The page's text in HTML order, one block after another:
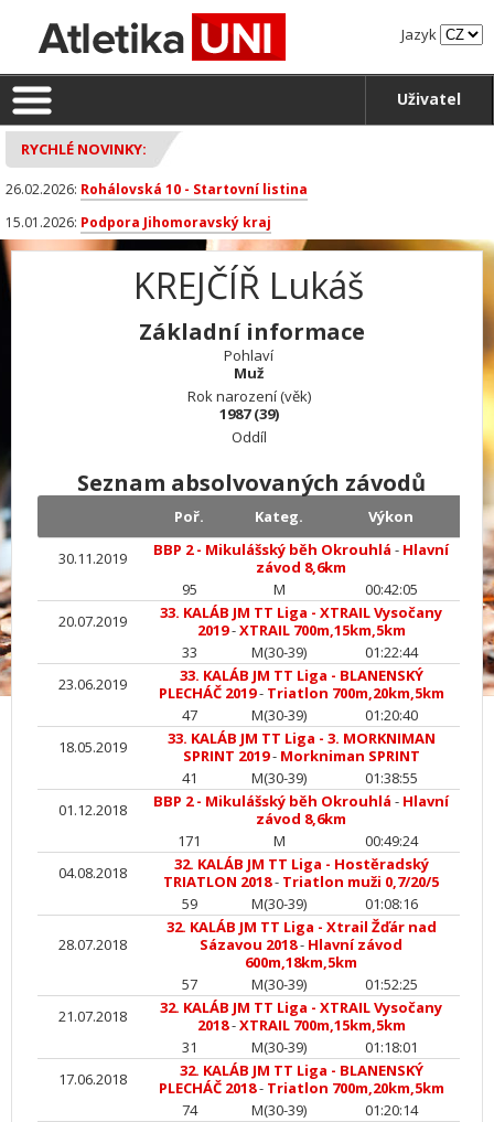
Jazyk
Uživatel
RYCHLÉ NOVINKY:
26.02.2026: Rohálovská 10 - Startovní listina
15.01.2026: Podpora Jihomoravský kraj
KREJČÍŘ Lukáš
Základní informace
Pohlaví
Muž
Rok narození (věk)
1987 (39)
Oddíl
Seznam absolvovaných závodů
Poř. Kateg. Výkon
30.11.2019 BBP 2 - Mikulášský běh Okrouhlá - Hlavní
závod 8,6km
95
M
00:42:05
20.07.2019
33. KALÁB JM TT Liga - XTRAIL Vysočany
2019-XTRAIL 700m,15km,5km
33
M(30-39)
01:22:44
23.06.2019
33. KALÁB JM TT Liga - BLANENSKÝ
PLECHÁČ 2019- Triatlon 700m,20km,5km
47
M(30-39)
01:20:40
18.05.2019
33. KALÁB JM TT Liga - 3. MORKNIMAN
SPRINT 2019- Morkniman SPRINT
41
M(30-39)
01:38:55
01.12.2018
BBP 2 - Mikulášský běh Okrouhlá - Hlavní
závod 8,6km
171
M
00:49:24
04.08.2018
32. KALÁB JM TT Liga - Hostěradský
TRIATLON 2018- Triatlon muži 0,7/20/5
59
M(30-39) 01:08:16
28.07.2018
32. KALÁB JM TT Liga - Xtrail Žďár nad
Sázavou 2018- Hlavní závod
600m,18km,5km
57
M(30-39)
01:52:25
21.07.2018
32. KALÁB JM TT Liga - XTRAIL Vysočany
2018-XTRAIL 700m,15km,5km
31
M(30-39)
01:18:01
17.06.2018
32. KALÁB JM TT Liga - BLANENSKÝ
PLECHÁČ 2018- Triatlon 700m,20km,5km
74
M(30-39)
01:20:14